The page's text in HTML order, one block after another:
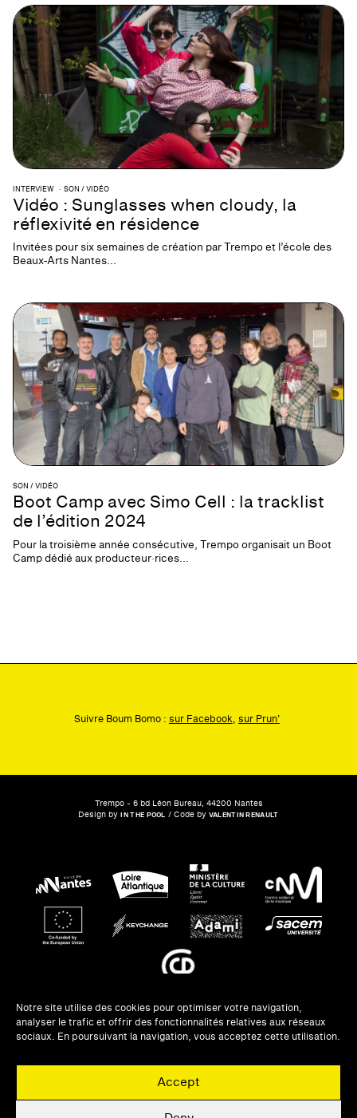
Notre site utilise des cookies pour optimiser votre navigation,
analyser le trafic et offrir des fonctionnalités relatives aux réseaux
sociaux. En poursuivant la navigation, vous acceptez cette utilisation.
Accept
INTERVIEW SON / VIDÉO
Vidéo : Sunglasses when cloudy, la
réflexivité en résidence
Invitées pour six semaines de création par Trempo et l’école des
Beaux-Arts Nantes...
SON / VIDÉO
Boot Camp avec Simo Cell : la tracklist
de l’édition 2024
Pour la troisième année consécutive, Trempo organisait un Boot
Camp dédié aux producteur·rices...
Suivre Boum Bomo : sur Facebook, sur Prun’
Trempo - 6 bd Léon Bureau, 44200 Nantes
Design byIN THE POOL / Code by VALENTIN RENAULT
NEWSLETTERS
PRIVATISATION